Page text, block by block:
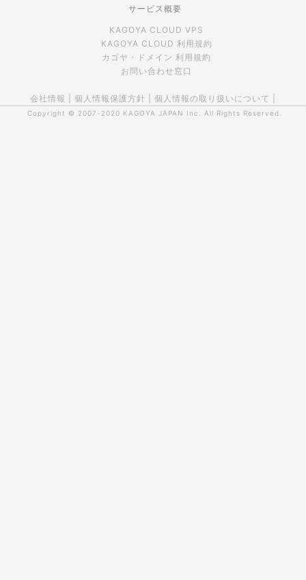
サービス概要
KAGOYA CLOUD VPS
KAGOYA CLOUD 利用規約
カゴヤ・ドメイン 利用規約
お問い合わせ窓口
会社情報 個人情報保護方針 個人情報の取り扱いについて
Copyright © 2007-2020 KAGOYA JAPAN Inc. All Rights Reserved.